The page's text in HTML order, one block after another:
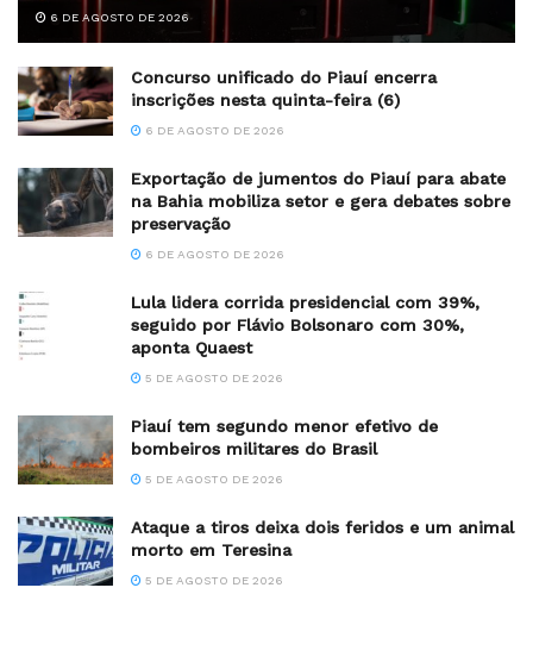
6 DE AGOSTO DE 2026
Concurso unificado do Piauí encerra
inscrições nesta quinta-feira (6)
6 DE AGOSTO DE 2026
Exportação de jumentos do Piauí para abate
na Bahia mobiliza setor e gera debates sobre
preservação
6 DE AGOSTO DE 2026
Lula lidera corrida presidencial com 39%,
seguido por Flávio Bolsonaro com 30%,
aponta Quaest
5 DE AGOSTO DE 2026
Piauí tem segundo menor efetivo de
bombeiros militares do Brasil
5 DE AGOSTO DE 2026
Ataque a tiros deixa dois feridos e um animal
morto em Teresina
5 DE AGOSTO DE 2026